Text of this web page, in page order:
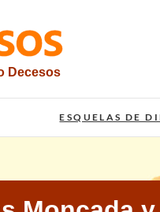
Decesos
ESQUELAS DE